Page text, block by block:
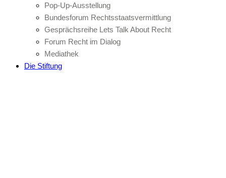
Pop-Up-Ausstellung
Bundesforum Rechtsstaatsvermittlung
Gesprächsreihe Lets Talk About Recht
Forum Recht im Dialog
Mediathek
Die Stiftung